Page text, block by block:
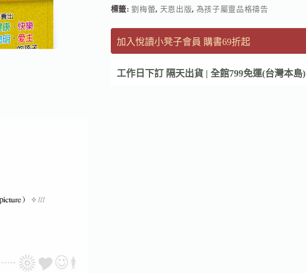
標籤:劉梅蕾, 天恩出版, 為孩子屬靈品格禱告
加入悅讀小凳子會員 購書69折起
工作日下訂 隔天出貨 | 全館799免運(台灣本島)